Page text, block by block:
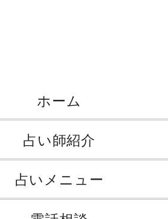
ホーム
占い師紹介
占いメニュー